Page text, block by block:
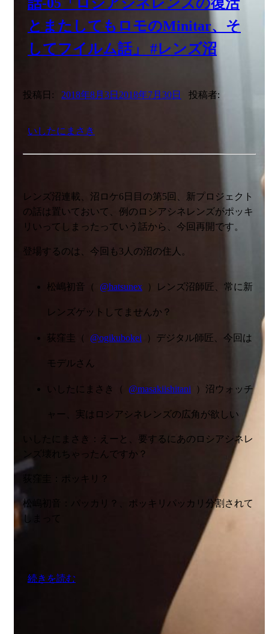
とまたしてもロモのMinitar、そ
してフイルム話」 #レンズ沼
投稿日: 2018年8月3日 2018年7月30日 投稿者:
いしたにまさき
レンズ沼連載、沼ロケ6日目の第5回、新プロジェクト
の話は置いておいて、例のロシアシネレンズがポッキ
リいってしまったっていう話から、今回再開です。
登場するのは、今回も3人の沼の住人。
松嶋初音（ @hatsunex ）レンズ沼師匠、常に新
レンズゲットしてませんか？
荻窪圭（ @ogikubokei ）デジタル師匠、今回は
モデルさん
いしたにまさき（ @masakiishitani ）沼ウォッチ
ャー、実はロシアシネレンズの広角が欲しい
いしたにまさき：えーと、要するにあのロシアシネレ
ンズ壊れちゃったんですか？
荻窪圭：ポッキリ？
松嶋初音：パッカリ？、ポッキリパッカリ分割されて
続きを読む